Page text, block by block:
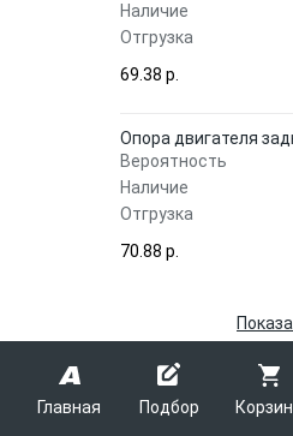
Главная Подбор
Наличие
Отгрузка
69.38 p.
Опора двигателя
Вероятность
Наличие
Отгрузка
70.88 p.
Мотор
OCTAVIA (1Z3) 06.04-